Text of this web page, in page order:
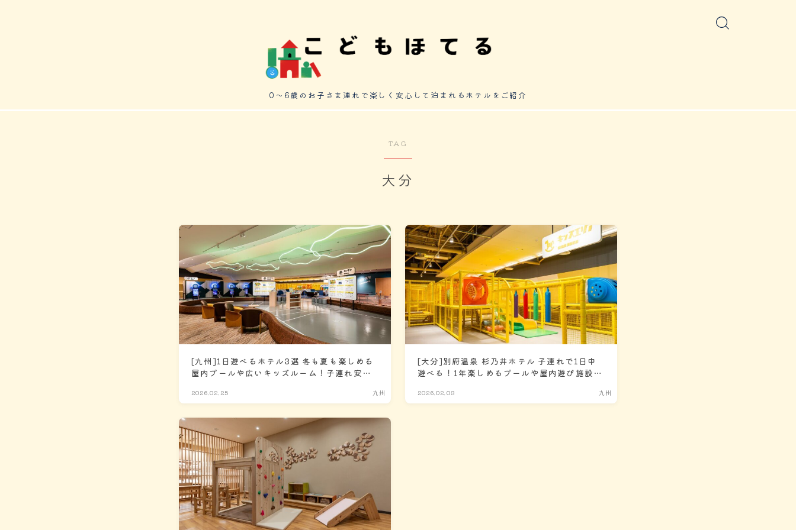
0～6歳のお子さま連れで楽しく安心して泊まれるホテルをご紹介
TAG
大分
[九州]1日遊べるホテル3選 冬も夏も楽しめる
屋内プールや広いキッズルーム！子連れ安心
2026.02.25 九州
[大分]別府温泉 杉乃井ホテル 子連れで1日中
遊べる！1年楽しめるプールや屋内遊び施設豊
2026.02.03 九州